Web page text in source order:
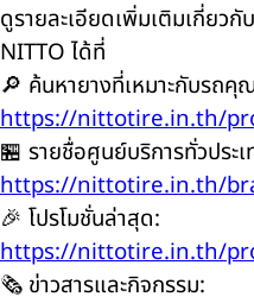
ดูรายละเอียดเพิ่มเติมเกี่ยว
NITTO ได้ที่
🔎 ค้นหายางที่เหมาะกับรถคุ
https://nittotire.in.th/
🏪 รายชื่อศูนย์บริการทั่วประ
https://nittotire.in.th/
🎉 โปรโมชั่นล่าสุด:
https://nittotire.in.th/
🗞️ ข่าวสารและกิจกรรม: